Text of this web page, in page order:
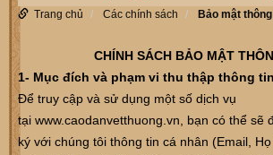
Trang chủ Các chính sách Bảo mật
CHÍNH SÁCH BẢO MẬT
1- Mục đích và phạm vi thu thập thông tin
Để truy cập và sử dụng một số dịch vụ
tại www.caodanvetthuong.vn, bạn có thể sẽ
ký với chúng tôi thông tin cá nhân (Email,